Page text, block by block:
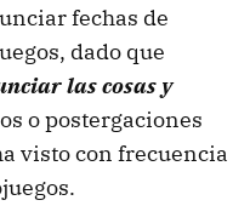
fechas de
dado que
las cosas y
o postergaciones
visto con frecuencia